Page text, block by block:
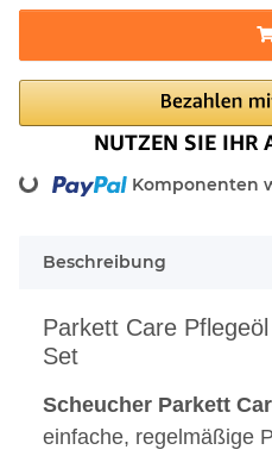
Komponenten
Beschreibung
Parkett Care
Set
Scheucher Parkett
einfache, regelmäßige